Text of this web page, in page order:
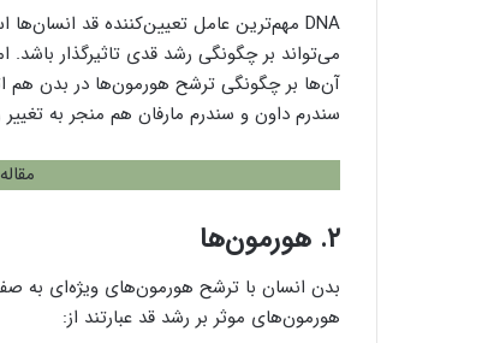
می‌تواند بر چگونگی رشد قدی تاثیرگذار
آن‌ها بر چگونگی ترشح هورمون‌ها در بدن هم
سندرم داون و سندرم مارفان هم منجر به
۲. هورمون‌ها
بدن انسان با ترشح هورمون‌های ویژه‌ای
هورمون‌های موثر بر رشد قد عبارتند از: